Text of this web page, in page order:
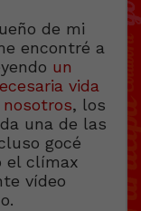
de mi
encontré a
un
vida
, los
una de las
gocé
el clímax
vídeo